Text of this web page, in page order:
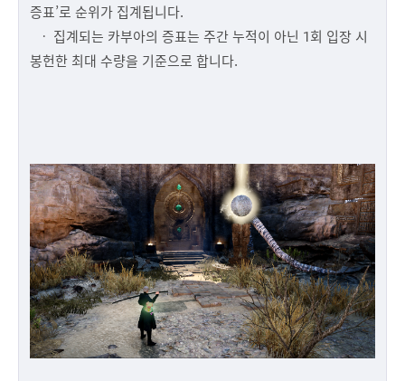
증표’로 순위가 집계됩니다.
ㆍ 집계되는 카부아의 증표는 주간 누적이 아닌 1회 입장 시
봉헌한 최대 수량을 기준으로 합니다.